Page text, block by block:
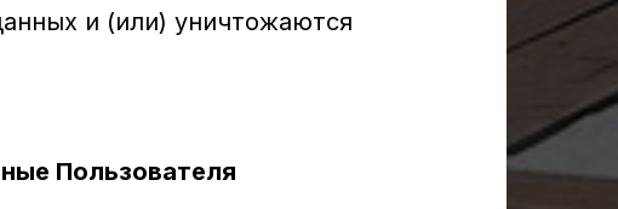
и (или) уничтожаются
Пользователя